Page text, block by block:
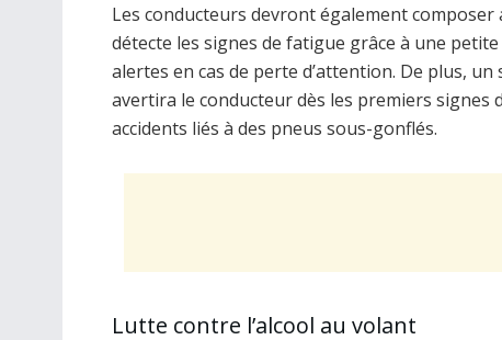
Les conducteurs devront également composer
détecte les signes de fatigue grâce à une
alertes en cas de perte d’attention. De plus,
avertira le conducteur dès les premiers
accidents liés à des pneus sous-gonflés.
Lutte contre l’alcool au volant